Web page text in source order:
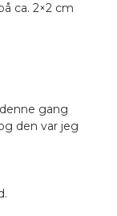
ca. 2×2 cm
gang
den var jeg